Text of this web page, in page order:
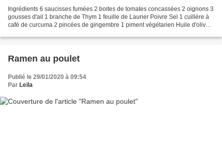
Ingrédients 6 saucisses fumées 2 boites de tomates concassées 2 oignons 3
gousses d'ail 1 branche de Thym 1 feuille de Laurier Poivre Sel 1 cuillère à
café de curcuma 2 pincées de gingembre 1 piment végétarien Huile d'olive
Ramen au poulet
Publié le 29/01/2020 à 09:54
Par Leïla